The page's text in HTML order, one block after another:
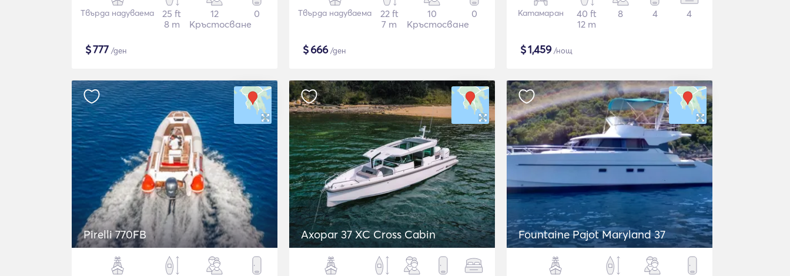
Твърда надуваема
25 ft
8 m
12
Кръстосване
0
$777 /ден
Твърда надуваема
22 ft
7 m
10
Кръстосване
0
$666/ден
Катамаран
40 ft
12 m
8 4 4
$1,459/нощ
Pirelli 770FB Axopar 37 XC Cross Cabin Fountaine Pajot Maryland 37